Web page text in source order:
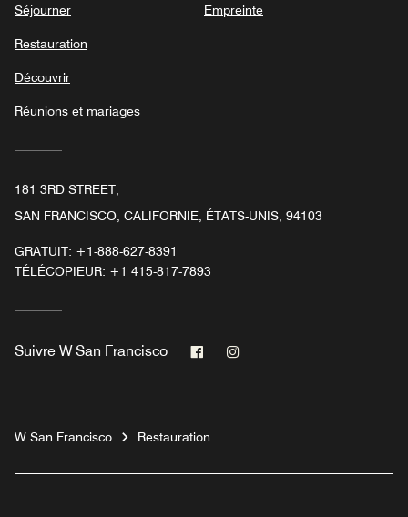
Séjourner
Restauration
Découvrir
Réunions et mariages
Empreinte
181 3RD STREET,
SAN FRANCISCO, CALIFORNIE, ÉTATS-UNIS, 94103
GRATUIT: +1-888-627-8391
TÉLÉCOPIEUR: +1 415-817-7893
Suivre W San Francisco Facebook
W San Francisco Restauration